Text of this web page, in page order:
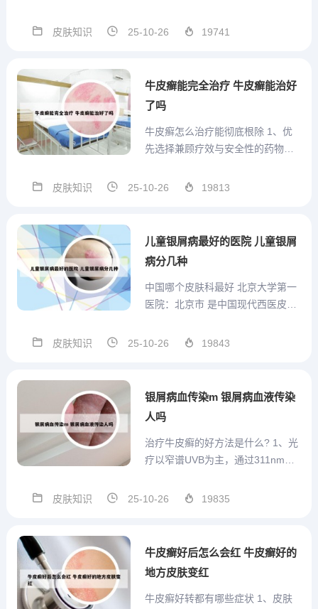
该研究所的详细评价：行医理念先
患者提供更好的医疗服务。2、南京
皮肤知识 25-10-26 19741
牛皮癣能完全治疗 牛皮癣能治好
了吗
牛皮癣怎么治疗能彻底根除 1、优
先选择兼顾疗效与安全性的药物理
皮损（如红斑、鳞屑），同时抑制
发风险。2、外用药物：常用药物包
皮肤知识 25-10-26 19813
儿童银屑病最好的医院 儿童银屑
病分几种
中国哪个皮肤科最好 北京大学第一
医院：北京市 是中国现代西医皮肤
国际接轨的皮肤性病学医疗、教学
专科之一，已创建了临床、教学、
皮肤知识 25-10-26 19843
银屑病血传染m 银屑病血液传染
人吗
治疗牛皮癣的好方法是什么? 1、光
疗以窄谱UVB为主，通过311nm紫
释放。每周2-3次照射可显著改善皮
药可通过辨证施治发挥辅助作用。
皮肤知识 25-10-26 19835
牛皮癣好后怎么会红 牛皮癣好的
地方皮肤变红
牛皮癣好转都有哪些症状 1、皮肤